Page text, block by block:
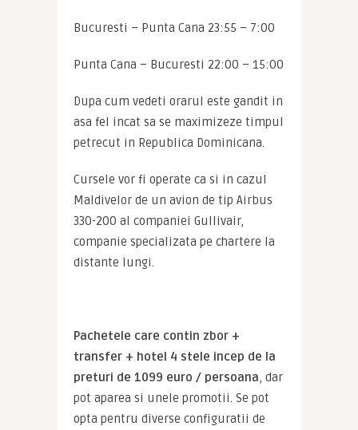
Bucuresti – Punta Cana 23:55 – 7:00
Punta Cana – Bucuresti 22:00 – 15:00
Dupa cum vedeti orarul este gandit in
asa fel incat sa se maximizeze timpul
petrecut in Republica Dominicana.
Cursele vor fi operate ca si in cazul
Maldivelor de un avion de tip Airbus
330-200 al companiei Gullivair,
companie specializata pe chartere la
distante lungi.
Pachetele care contin zbor +
transfer + hotel 4 stele incep de la
preturi de 1099 euro / persoana, dar
pot aparea si unele promotii. Se pot
opta pentru diverse configuratii de